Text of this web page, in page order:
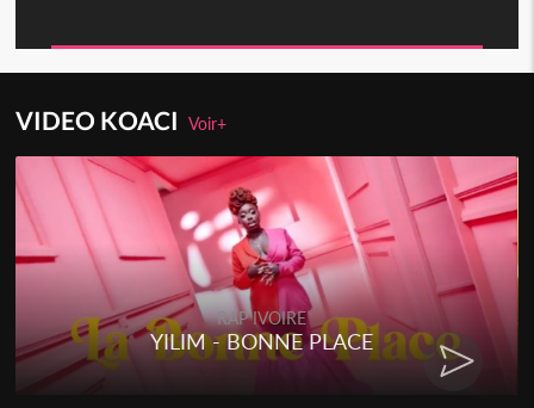
VIDEO KOACIVoir+
RAP IVOIRE
YILIM - BONNE PLACE